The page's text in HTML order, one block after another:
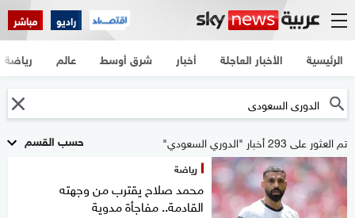
راديو مباشر
الرئيسية الأخبار العاجلة أخبار شرق أوسط عالم رياضة
حسب القسم تم العثور على 293 أخبار "الدوري السعودي"
رياضة
محمد صلاح يقترب من وجهته
القادمة.. مفاجأة مدوية